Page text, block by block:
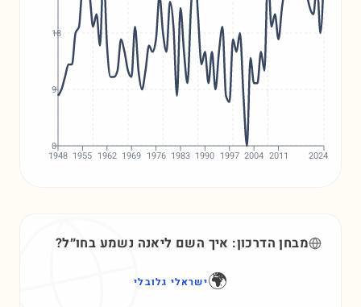
1948 1955 1962 1969 1976 1983 1990 1997 2004 2011 2024
0
9
18
מבחן הדרכון: איך השם ליאנה נשמע בחו״ל?
🌍ישראלי גלובלי